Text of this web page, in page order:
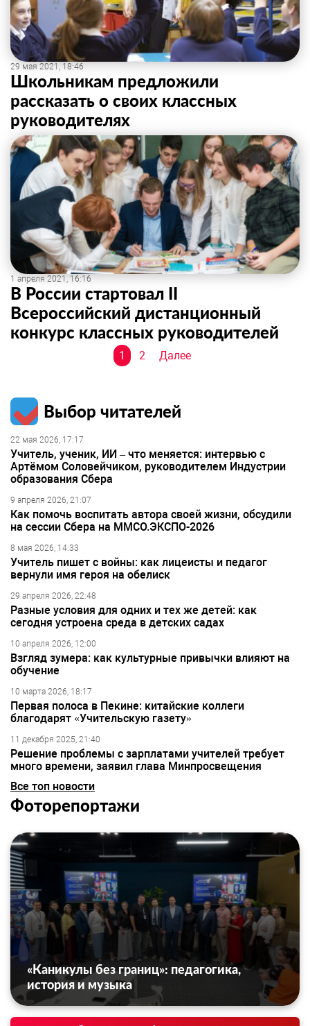
29 мая 2021, 18:46
Школьникам предложили
рассказать о своих классных
руководителях
1 апреля 2021, 16:16
В России стартовал II
Всероссийский дистанционный
конкурс классных руководителей
Навигация
записям
1 2 Далее
Выбор читателей
22 мая 2026, 17:17
Учитель, ученик, ИИ – что меняется: интервью с
Артёмом Соловейчиком, руководителем Индустрии
образования Сбера
9 апреля 2026, 21:07
Как помочь воспитать автора своей жизни, обсудили
на сессии Сбера на ММСО.ЭКСПО-2026
8 мая 2026, 14:33
Учитель пишет с войны: как лицеисты и педагог
вернули имя героя на обелиск
29 апреля 2026, 22:48
Разные условия для одних и тех же детей: как
сегодня устроена среда в детских садах
10 апреля 2026, 12:00
Взгляд зумера: как культурные привычки влияют на
обучение
10 марта 2026, 18:17
Первая полоса в Пекине: китайские коллеги
благодарят «Учительскую газету»
11 декабря 2025, 21:40
Решение проблемы с зарплатами учителей требует
много времени, заявил глава Минпросвещения
Все топ новости
Фоторепортажи
«Каникулы без границ»: педагогика,
история и музыка